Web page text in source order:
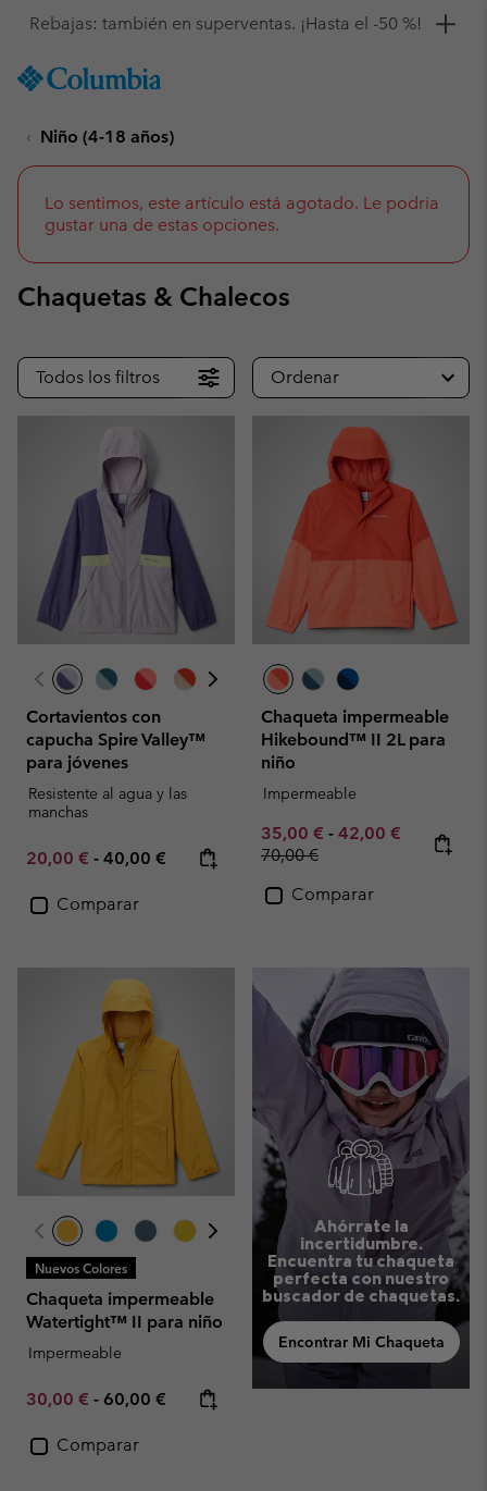
TO
SKIP
NAV
SKIP
TO
Consigue un 10 % de descuento
Niño (4-18 años)
Lo sentimos, este artículo está agotado. Le podria
gustar una de estas opciones.
Chaquetas & Chalecos
Todos los filtros Ordenar
Cortavientos con
capucha Spire Valley™
para jóvenes
Resistente al agua y las
manchas
Minimum sale price:
20,00 € - Maximum price:
40,00 €
Comparar
Chaqueta impermeable
Hikebound™ II 2L para
niño
Impermeable
Minimum sale price:
35,00 € - Maximum sale
42,00 € Regular
70,00 €
Comparar
Nuevos Colores
Chaqueta impermeable
Watertight™ II para niño
Impermeable
Minimum sale price:
30,00 € - Maximum price:
60,00 €
Comparar
Ahórrate la
incertidumbre.
Encuentra tu chaqueta
perfecta con nuestro
buscador de chaquetas.
Encontrar Mi Chaqueta